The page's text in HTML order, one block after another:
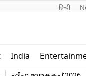
हिन्दी
India
Education